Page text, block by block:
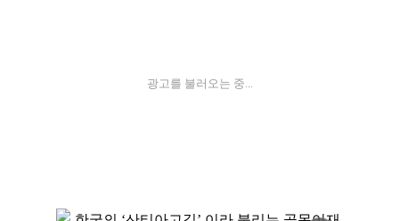
광고를 불러오는 중...